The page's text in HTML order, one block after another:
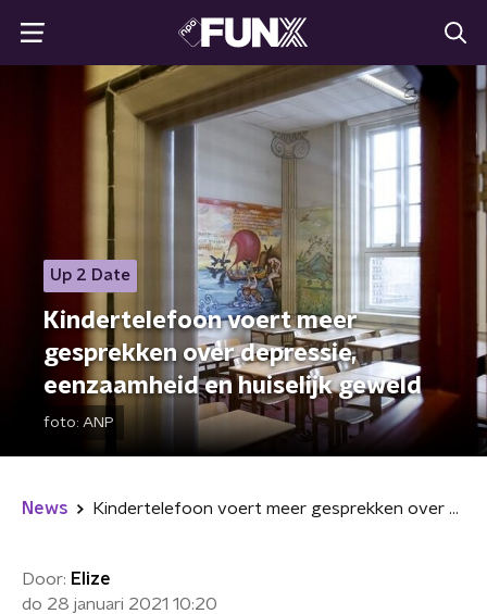
Up 2 Date
Kindertelefoon voert meer
gesprekken over depressie,
eenzaamheid en huiselijk geweld
foto: ANP
News Kindertelefoon voert meer gesprekken over depressie, eenzaamheid en huiselijk geweld
Door: Elize
do 28 januari 2021 10:20